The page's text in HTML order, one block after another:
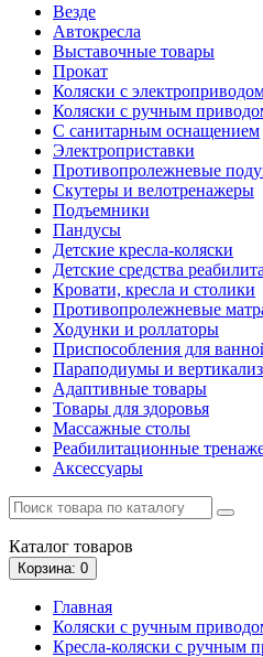
Везде
Автокресла
Выставочные товары
Прокат
Коляски с
Коляски с ручным
С санитарным оснащением
Электроприставки
Противопролежневые
Скутеры и велотренажеры
Подъемники
Пандусы
Детские кресла-коляски
Детские средства
Кровати, кресла и столики
Противопролежневые
Ходунки и роллаторы
Приспособления для
Параподиумы и
Адаптивные товары
Товары для здоровья
Массажные столы
Реабилитационные
Аксессуары
Каталог товаров
Корзина: 0
Главная
Коляски с ручным
Кресла-коляски с ручным